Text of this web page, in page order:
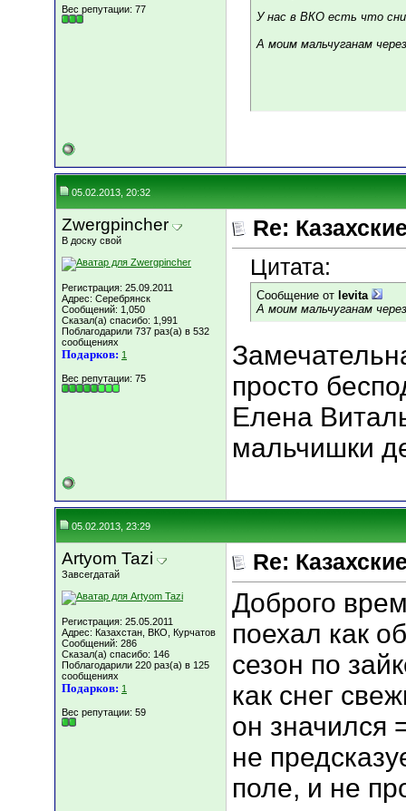
Вес репутации: 77
У нас в ВКО есть что
А моим мальчуганам
05.02.2013, 20:32
Zwergpincher
В доску свой
Регистрация: 25.09.2011
Адрес: Серебрянск
Сообщений: 1,050
Сказал(а) спасибо: 1,991
Поблагодарили 737 раз(а) в 532
сообщениях
Подарков: 1
Вес репутации: 75
Re:
Цитата:
Сообщение от levita
А моим мальчуганам
просто
Елена
мальчишки
05.02.2013, 23:29
Artyom Tazi
Завсегдатай
Регистрация: 25.05.2011
Адрес: Казахстан, ВКО, Курчатов
Сообщений: 286
Сказал(а) спасибо: 146
Поблагодарили 220 раз(а) в 125
сообщениях
Подарков: 1
Вес репутации: 59
Re:
Доброго
поехал как
сезон по
как снег
он значился
не
поле, и не